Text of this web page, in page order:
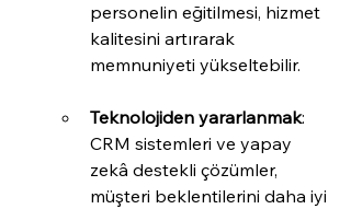
personelin eğitilmesi, hizmet
kalitesini artırarak
memnuniyeti yükseltebilir.
Teknolojiden yararlanmak:
CRM sistemleri ve yapay
zekâ destekli çözümler,
müşteri beklentilerini daha iyi